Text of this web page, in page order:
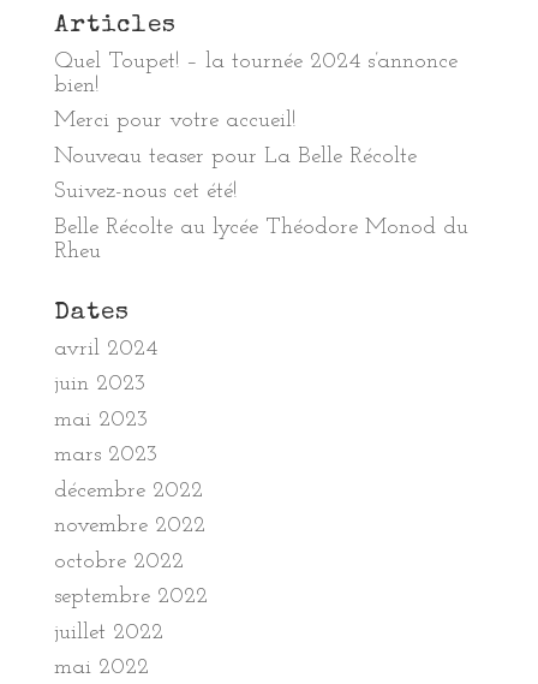
Articles
Quel Toupet! – la tournée 2024 s’annonce
bien!
Merci pour votre accueil!
Nouveau teaser pour La Belle Récolte
Suivez-nous cet été!
Belle Récolte au lycée Théodore Monod du
Rheu
Dates
avril 2024
juin 2023
mai 2023
mars 2023
décembre 2022
novembre 2022
octobre 2022
septembre 2022
juillet 2022
mai 2022